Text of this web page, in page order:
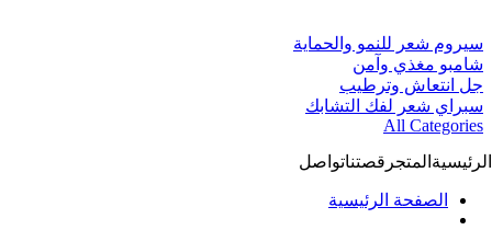
سيروم شعر للنمو والحماية
شامبو مغذي وآمن
جل انتعاش وترطيب
سبراي شعر لفك التشابك
All Categories
الرئيسية المتجر قصتناتواصل
الصفحة الرئيسية